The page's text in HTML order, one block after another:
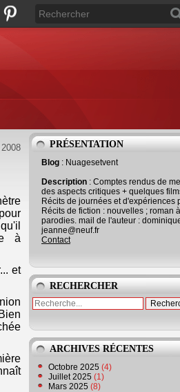
à
et
PRÉSENTATION
Blog : Nuagesetvent
Description : Comptes rendus de
des aspects critiques + quelques
Récits de journées et d'expériences
Récits de fiction : nouvelles ; roman
parodies. mail de l'auteur :
jeanne@neuf.fr
Contact
RECHERCHER
ARCHIVES RÉCENTES
Octobre 2025 (4)
Juillet 2025 (1)
Mars 2025 (8)